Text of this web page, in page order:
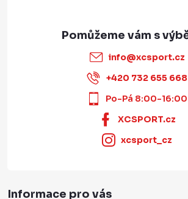
info@xcsport.cz
+420 732 655 668
Po-Pá 8:00-16:00
XCSPORT.cz
xcsport_cz
Informace pro vás